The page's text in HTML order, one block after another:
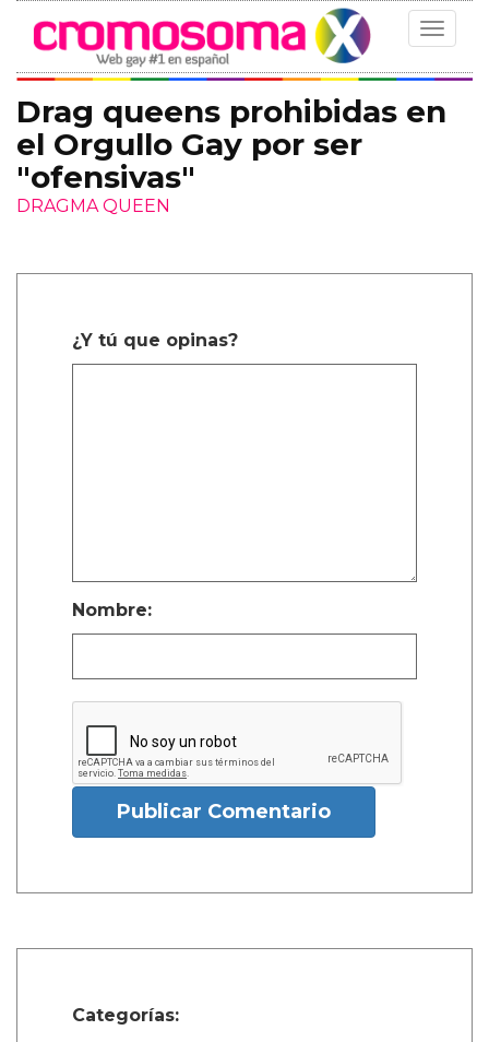
Toggle
Drag queens prohibidas en
el Orgullo Gay por ser
"ofensivas"
DRAGMA QUEEN
¿Y tú que opinas?
Nombre:
Publicar Comentario
Categorías: